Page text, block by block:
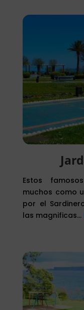
Estos
muchos como
por el
las magnificas…